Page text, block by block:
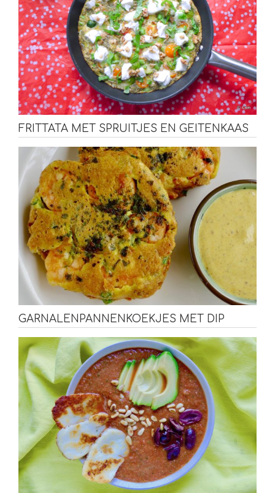
FRITTATA MET SPRUITJES EN GEITENKAAS
GARNALENPANNENKOEKJES MET DIP